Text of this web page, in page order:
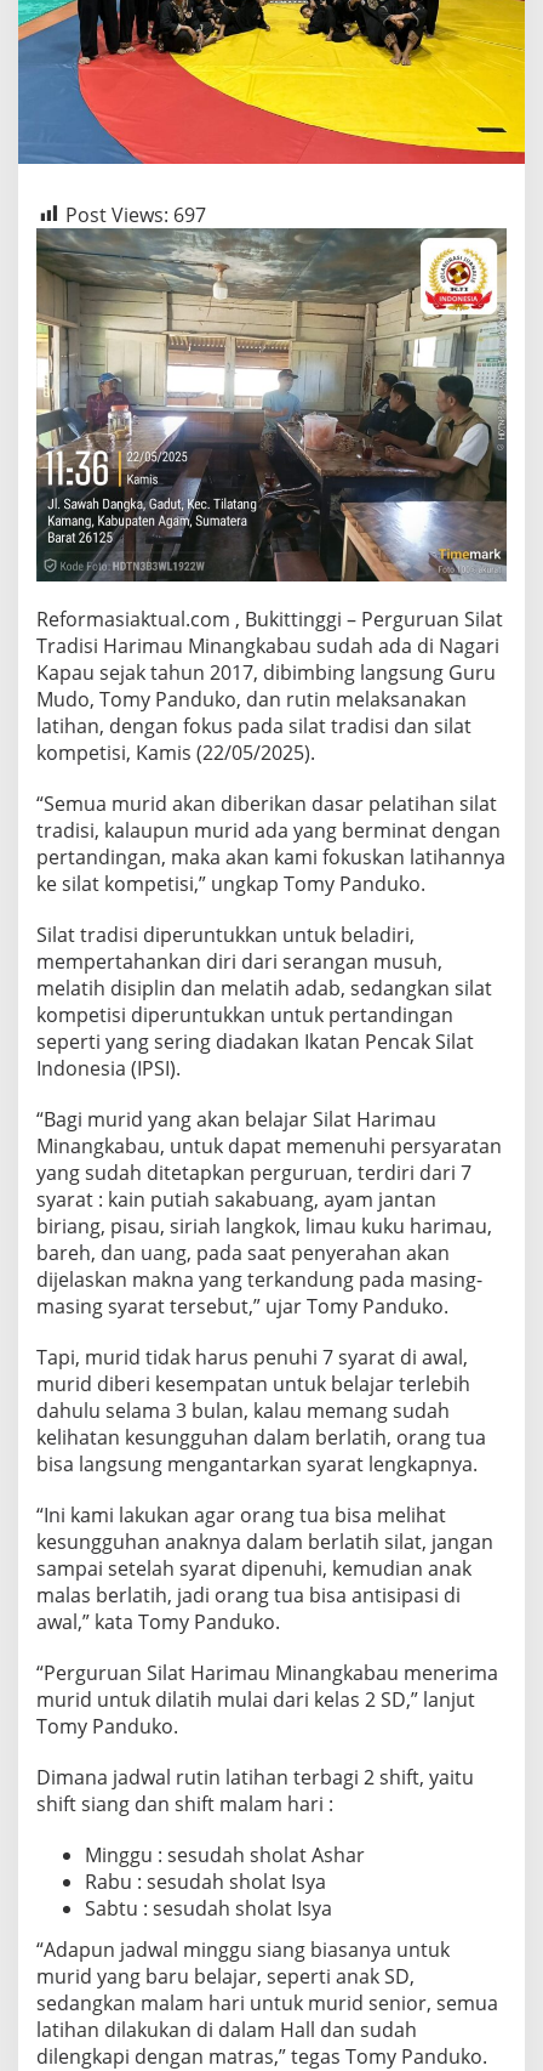
Post Views: 697
Reformasiaktual.com , Bukittinggi – Perguruan Silat
Tradisi Harimau Minangkabau sudah ada di Nagari
Kapau sejak tahun 2017, dibimbing langsung Guru
Mudo, Tomy Panduko, dan rutin melaksanakan
latihan, dengan fokus pada silat tradisi dan silat
kompetisi, Kamis (22/05/2025).
“Semua murid akan diberikan dasar pelatihan silat
tradisi, kalaupun murid ada yang berminat dengan
pertandingan, maka akan kami fokuskan latihannya
ke silat kompetisi,” ungkap Tomy Panduko.
Silat tradisi diperuntukkan untuk beladiri,
mempertahankan diri dari serangan musuh,
melatih disiplin dan melatih adab, sedangkan silat
kompetisi diperuntukkan untuk pertandingan
seperti yang sering diadakan Ikatan Pencak Silat
Indonesia (IPSI).
“Bagi murid yang akan belajar Silat Harimau
Minangkabau, untuk dapat memenuhi persyaratan
yang sudah ditetapkan perguruan, terdiri dari 7
syarat : kain putiah sakabuang, ayam jantan
biriang, pisau, siriah langkok, limau kuku harimau,
bareh, dan uang, pada saat penyerahan akan
dijelaskan makna yang terkandung pada masing-
masing syarat tersebut,” ujar Tomy Panduko.
Tapi, murid tidak harus penuhi 7 syarat di awal,
murid diberi kesempatan untuk belajar terlebih
dahulu selama 3 bulan, kalau memang sudah
kelihatan kesungguhan dalam berlatih, orang tua
bisa langsung mengantarkan syarat lengkapnya.
“Ini kami lakukan agar orang tua bisa melihat
kesungguhan anaknya dalam berlatih silat, jangan
sampai setelah syarat dipenuhi, kemudian anak
malas berlatih, jadi orang tua bisa antisipasi di
awal,” kata Tomy Panduko.
“Perguruan Silat Harimau Minangkabau menerima
murid untuk dilatih mulai dari kelas 2 SD,” lanjut
Tomy Panduko.
Dimana jadwal rutin latihan terbagi 2 shift, yaitu
shift siang dan shift malam hari :
Minggu : sesudah sholat Ashar
Rabu : sesudah sholat Isya
Sabtu : sesudah sholat Isya
“Adapun jadwal minggu siang biasanya untuk
murid yang baru belajar, seperti anak SD,
sedangkan malam hari untuk murid senior, semua
latihan dilakukan di dalam Hall dan sudah
dilengkapi dengan matras,” tegas Tomy Panduko.